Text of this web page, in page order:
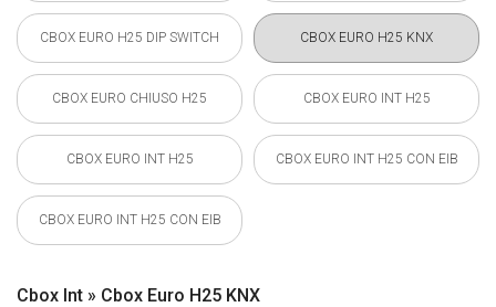
CBOX EURO H25 DIP SWITCH CBOX EURO H25 KNX
CBOX EURO CHIUSO H25 CBOX EURO INT H25
CBOX EURO INT H25 CBOX EURO INT H25 CON EIB
CBOX EURO INT H25 CON EIB
Cbox Int » Cbox Euro H25 KNX